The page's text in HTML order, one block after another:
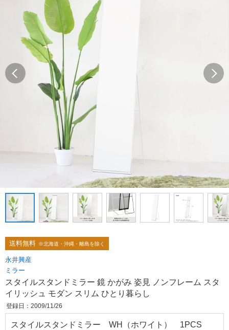
送料無料 ※北海道・沖縄・離島を除く
永井興産
ミラー
スタイルスタンドミラー 鏡 かがみ 姿見 ノンフレーム スタ
イリッシュ モダン スリム ひとり暮らし
登録日：2009/11/26
スタイルスタンドミラー WH（ホワイト） 1PCS